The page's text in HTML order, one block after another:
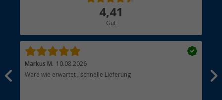
4,41
Gut
Markus M. 10.08.2026
Ware wie erwartet , schnelle Lieferung